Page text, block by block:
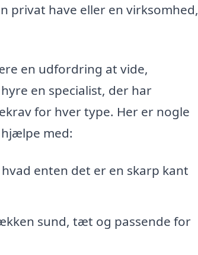
privat have eller en virksomhed,
en udfordring at vide,
en specialist, der har
for hver type. Her er nogle
med:
enten det er en skarp kant
sund, tæt og passende for